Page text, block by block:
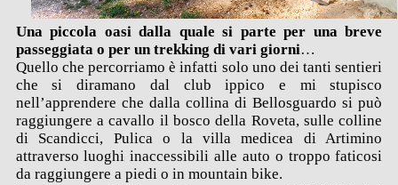
Una piccola oasi dalla quale si parte per una breve
passeggiata o per un trekking di vari giorni…
Quello che percorriamo è infatti solo uno dei tanti sentieri
che si diramano dal club ippico e mi stupisco
nell’apprendere che dalla collina di Bellosguardo si può
raggiungere a cavallo il bosco della Roveta, sulle colline
di Scandicci, Pulica o la villa medicea di Artimino
attraverso luoghi inaccessibili alle auto o troppo faticosi
da raggiungere a piedi o in mountain bike.